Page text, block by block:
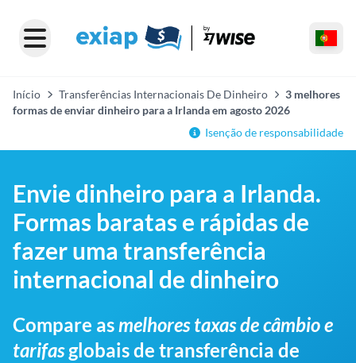
Início Transferências Internacionais De Dinheiro
3 melhores
formas de enviar dinheiro para a Irlanda em agosto 2026
Isenção de responsabilidade
Envie dinheiro para a Irlanda.
Formas baratas e rápidas de
fazer uma transferência
internacional de dinheiro
Compare asmelhores taxas de câmbio e
tarifasglobais de transferência de